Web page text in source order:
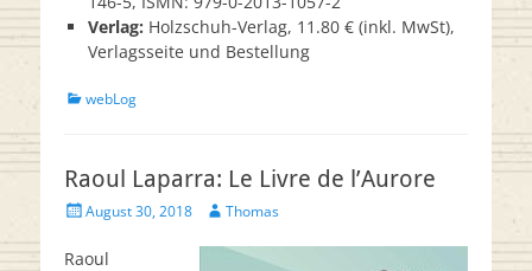
Verlag: Holzschuh-Verlag, 11.80 € (inkl. MwSt),
Verlagsseite und Bestellung
Kategorien
webLog
Raoul Laparra: Le Livre de l’Aurore
Veröffentlicht
August 30, 2018 AutorThomas
Raoul